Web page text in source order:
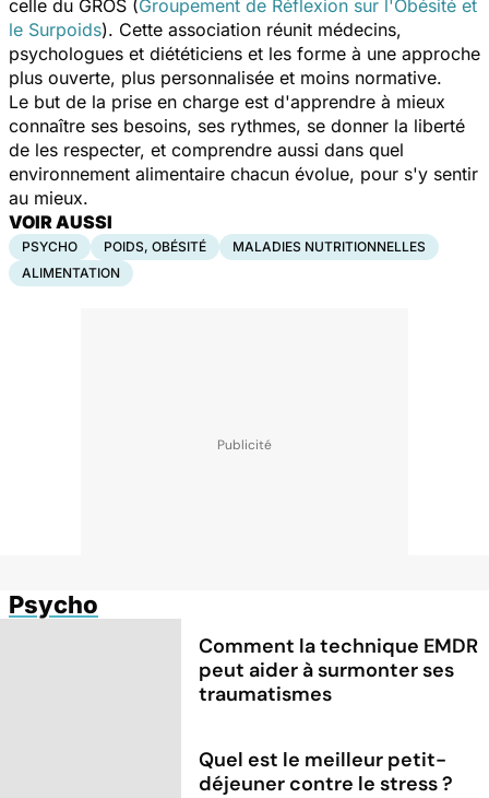
celle du GROS (Groupement de Réflexion sur l'Obésité et
le Surpoids). Cette association réunit médecins,
psychologues et diététiciens et les forme à une approche
plus ouverte, plus personnalisée et moins normative.
Le but de la prise en charge est d'apprendre à mieux
connaître ses besoins, ses rythmes, se donner la liberté
de les respecter, et comprendre aussi dans quel
environnement alimentaire chacun évolue, pour s'y sentir
au mieux.
VOIR AUSSI
PSYCHO POIDS, OBÉSITÉ
MALADIES NUTRITIONNELLES
ALIMENTATION
Psycho
Comment la technique EMDR
peut aider à surmonter ses
traumatismes
Quel est le meilleur petit-
déjeuner contre le stress ?